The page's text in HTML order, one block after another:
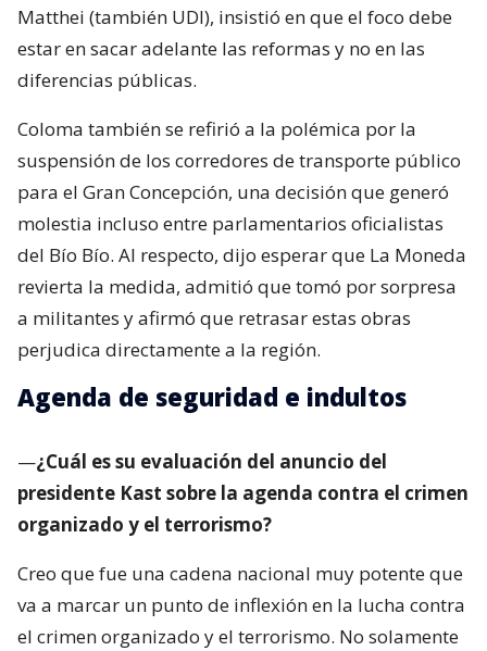
Matthei (también UDI), insistió en que el foco debe
estar en sacar adelante las reformas y no en las
diferencias públicas.
Coloma también se refirió a la polémica por la
suspensión de los corredores de transporte público
para el Gran Concepción, una decisión que generó
molestia incluso entre parlamentarios oficialistas
del Bío Bío. Al respecto, dijo esperar que La Moneda
revierta la medida, admitió que tomó por sorpresa
a militantes y afirmó que retrasar estas obras
perjudica directamente a la región.
Agenda de seguridad e indultos
—¿Cuál es su evaluación del anuncio del
presidente Kast sobre la agenda contra el crimen
organizado y el terrorismo?
Creo que fue una cadena nacional muy potente que
va a marcar un punto de inflexión en la lucha contra
el crimen organizado y el terrorismo. No solamente